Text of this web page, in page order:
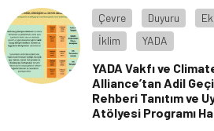
Çevre Duyuru
İklim
YADA
YADA Vakfı ve
Alliance’tan Adil
Rehberi Tanıtım ve
Atölyesi Programı